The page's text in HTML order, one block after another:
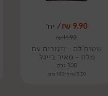
9.90
₪/ יח׳
11.90
₪
שטוח'לה - ניגובים עם
מלח - מאיר בייגל
300 גרם
3.30 ₪ ל-100 גרם